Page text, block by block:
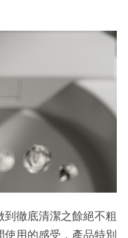
徹底清潔之餘絕不粗
用的感受，產品特別